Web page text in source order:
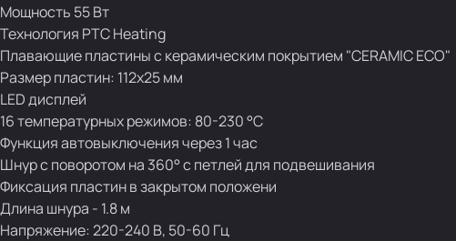
Мощность 55 Вт
Технология PTC Heating
Плавающие пластины с керамическим покрытием "CERAMIC ECO"
Размер пластин: 112х25 мм
LED дисплей
16 температурных режимов: 80-230 °C
Функция автовыключения через 1 час
Шнур с поворотом на 360° с петлей для подвешивания
Фиксация пластин в закрытом положени
Длина шнура - 1.8 м
Напряжение: 220-240 В, 50-60 Гц